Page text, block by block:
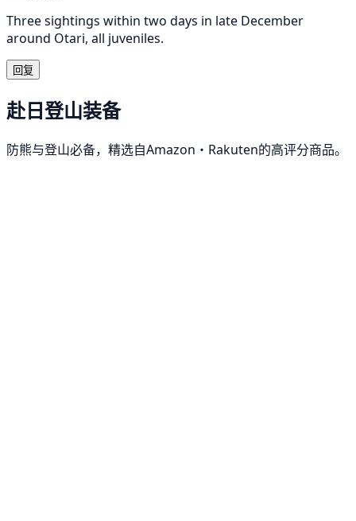
Three sightings within two days in late December
around Otari, all juveniles.
回复
赴日登山装备
防熊与登山必备，精选自Amazon・Rakuten的高评分商品。